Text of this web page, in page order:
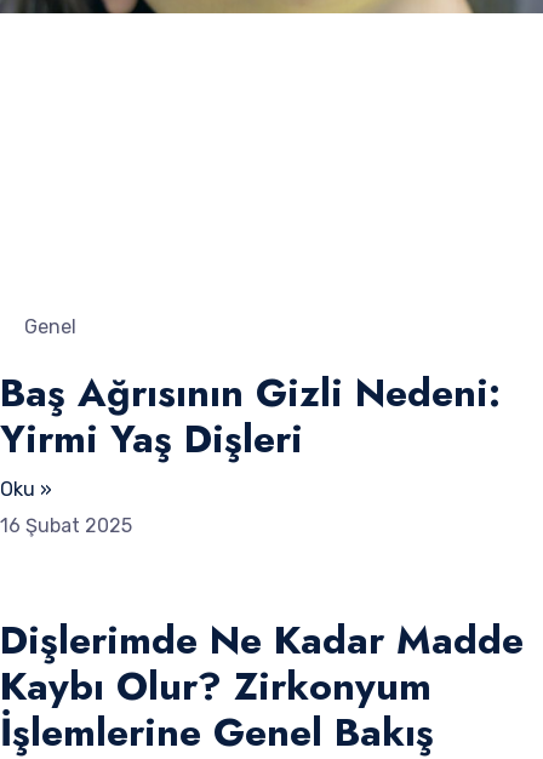
Genel
Baş Ağrısının Gizli Nedeni:
Yirmi Yaş Dişleri
Oku »
16 Şubat 2025
Dişlerimde Ne Kadar Madde
Kaybı Olur? Zirkonyum
İşlemlerine Genel Bakış